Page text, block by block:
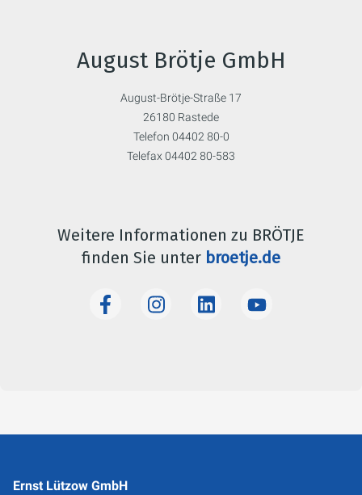
August Brötje GmbH
August-Brötje-Straße 17
26180 Rastede
Telefon 04402 80-0
Telefax 04402 80-583
Weitere Informationen zu BRÖTJE
finden Sie unter broetje.de
Ernst Lützow GmbH